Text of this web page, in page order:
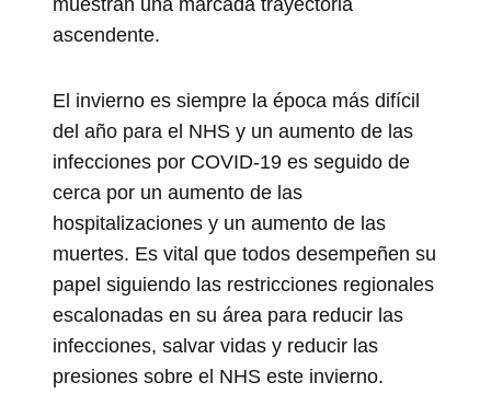
ascendente.
El invierno es siempre la época más difícil
del año para el NHS y un aumento de las
infecciones por COVID-19 es seguido de
cerca por un aumento de las
hospitalizaciones y un aumento de las
muertes. Es vital que todos desempeñen su
papel siguiendo las restricciones regionales
escalonadas en su área para reducir las
infecciones, salvar vidas y reducir las
presiones sobre el NHS este invierno.